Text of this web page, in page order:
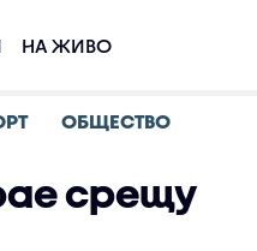
НА ЖИВО
ОБЩЕСТВО
срещу